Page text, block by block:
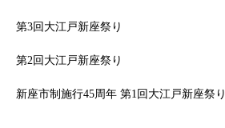
第3回大江戸新座祭り
第2回大江戸新座祭り
新座市制施行45周年 第1回大江戸新座祭り